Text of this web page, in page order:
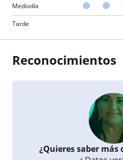
Mediodía
Tarde
Reconocimientos
¿Quieres saber más